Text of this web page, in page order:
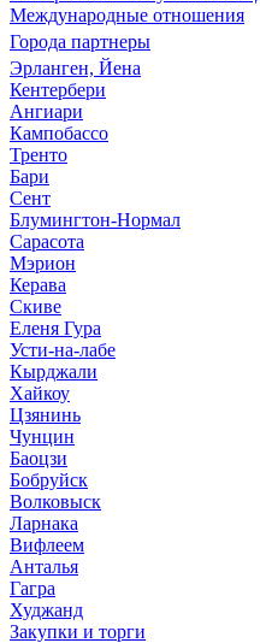
Международные отношения
Города партнеры
Эрланген, Йена
Кентербери
Ангиари
Кампобассо
Тренто
Бари
Сент
Блумингтон-Нормал
Сарасота
Мэрион
Керава
Скиве
Еленя Гура
Усти-на-лабе
Кырджали
Хайкоу
Цзянинь
Чунцин
Баоцзи
Бобруйск
Волковыск
Ларнака
Вифлеем
Анталья
Гагра
Худжанд
Закупки и торги